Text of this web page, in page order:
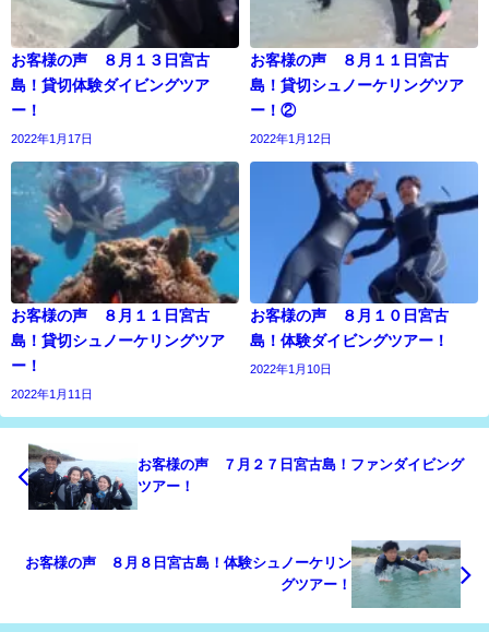
お客様の声 ８月１３日宮古
島！貸切体験ダイビングツア
ー！
2022年1月17日
お客様の声 ８月１１日宮古
島！貸切シュノーケリングツア
ー！②
2022年1月12日
お客様の声 ８月１１日宮古
島！貸切シュノーケリングツア
ー！
2022年1月11日
お客様の声 ８月１０日宮古
島！体験ダイビングツアー！
2022年1月10日
お客様の声 ７月２７日宮古島！ファンダイビング
ツアー！
お客様の声 ８月８日宮古島！体験シュノーケリン
グツアー！